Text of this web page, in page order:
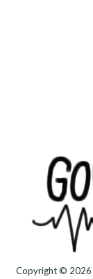
Copyright © 2026